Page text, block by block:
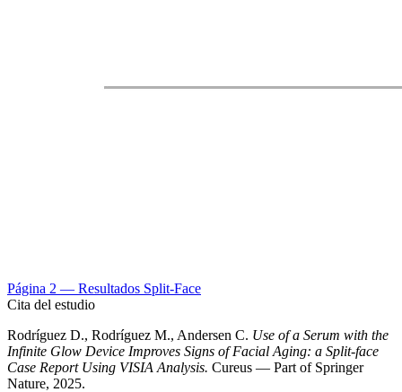
Página 2 — Resultados Split-Face
Cita del estudio
Rodríguez D., Rodríguez M., Andersen C. Use of a Serum with the
Infinite Glow Device Improves Signs of Facial Aging: a Split-face
Case Report Using VISIA Analysis. Cureus — Part of Springer
Nature, 2025.